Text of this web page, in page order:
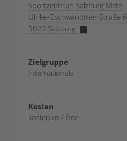
Sportzentrum Salzburg Mitte
Ulrike-Gschwandtner-Straße 6
5020 Salzburg
Zielgruppe
Internationals
Kosten
kostenlos / free